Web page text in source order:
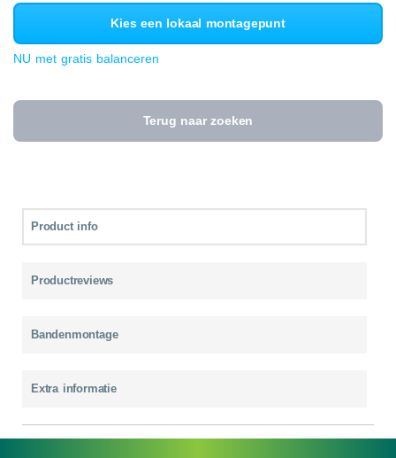
Kies een lokaal montagepunt
NU met gratis balanceren
Terug naar zoeken
Product info
Productreviews
Bandenmontage
Extra informatie